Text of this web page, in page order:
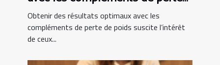
de poids ?
Obtenir des résultats optimaux avec les
compléments de perte de poids suscite l’intérêt
de ceux...